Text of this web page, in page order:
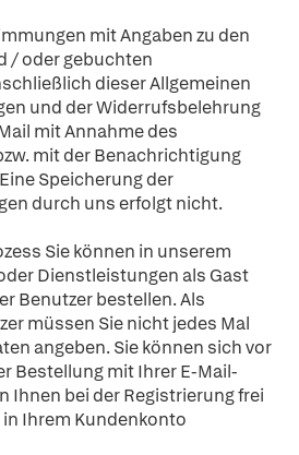
mit Angaben zu den
/ oder gebuchten
dieser Allgemeinen
und der Widerrufsbelehrung
mit Annahme des
mit der Benachrichtigung
Speicherung der
durch uns erfolgt nicht.
Sie können in unserem
Dienstleistungen als Gast
Benutzer bestellen. Als
müssen Sie nicht jedes Mal
angeben. Sie können sich vor
Bestellung mit Ihrer E-Mail-
Ihnen bei der Registrierung frei
Ihrem Kundenkonto